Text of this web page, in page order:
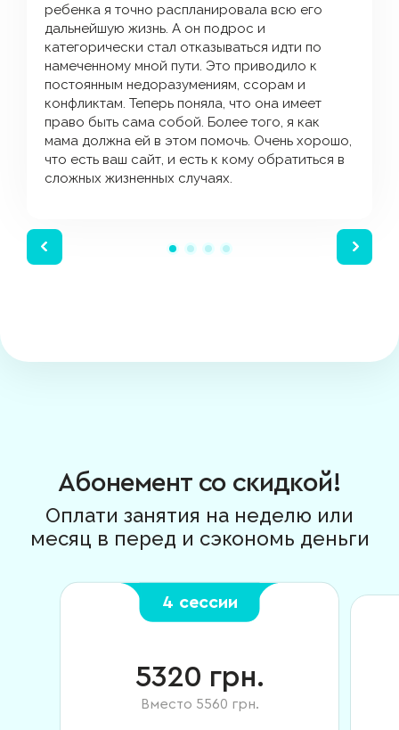
ребенка я точно распланировала всю его
дальнейшую жизнь. А он подрос и
категорически стал отказываться идти по
намеченному мной пути. Это приводило к
постоянным недоразумениям, ссорам и
конфликтам. Теперь поняла, что она имеет
право быть сама собой. Более того, я как
мама должна ей в этом помочь. Очень хорошо,
что есть ваш сайт, и есть к кому обратиться в
сложных жизненных случаях.
Абонемент со скидкой!
Оплати занятия на неделю или
месяц в перед и сэкономь деньги
4 сессии
5320 грн.
Вместо 5560 грн.